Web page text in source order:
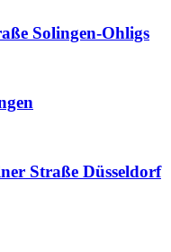
Solingen-Ohligs
Straße Düsseldorf